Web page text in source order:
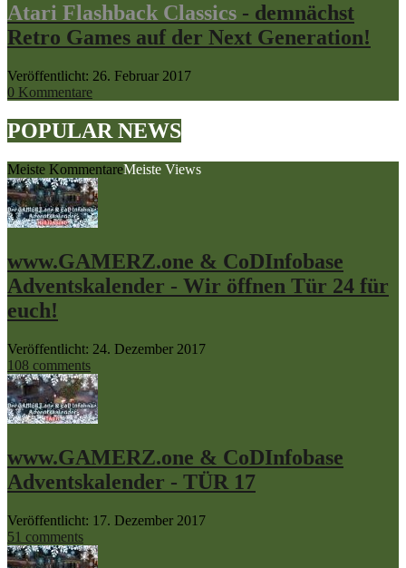
Atari Flashback Classics - demnächst
Retro Games auf der Next Generation!
Veröffentlicht: 26. Februar 2017
0 Kommentare
POPULAR NEWS
Meiste KommentareMeiste Views
www.GAMERZ.one & CoDInfobase
Adventskalender - Wir öffnen Tür 24 für
euch!
Veröffentlicht: 24. Dezember 2017
108 comments
www.GAMERZ.one & CoDInfobase
Adventskalender - TÜR 17
Veröffentlicht: 17. Dezember 2017
51 comments